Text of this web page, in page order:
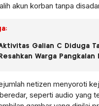
akun korban tanpa
Galian C Diduga
Resahkan Warga
netizen menyoroti
seperti audio yang